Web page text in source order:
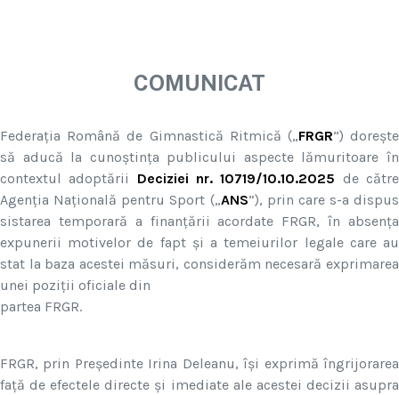
COMUNICAT
Federația Română de Gimnastică Ritmică („FRGR”) dorește
să aducă la cunoștința publicului aspecte lămuritoare în
contextul adoptării Deciziei nr. 10719/10.10.2025 de către
Agenția Națională pentru Sport („ANS”), prin care s-a dispus
sistarea temporară a finanțării acordate FRGR, în absența
expunerii motivelor de fapt și a temeiurilor legale care au
stat la baza acestei măsuri, considerăm necesară exprimarea
unei poziții oficiale din
partea FRGR.
FRGR, prin Președinte Irina Deleanu, își exprimă îngrijorarea
față de efectele directe și imediate ale acestei decizii asupra